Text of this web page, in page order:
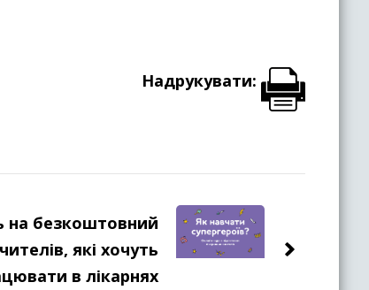
Надрукувати:
на безкоштовний
які хочуть
в лікарнях